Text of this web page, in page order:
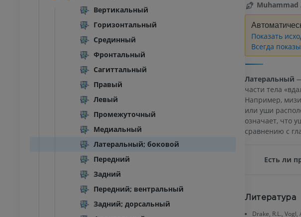
Вертикальный
Горизонтальный
Срединный
Фронтальный
Сагиттальный
Правый
Левый
Промежуточный
Медиальный
Латеральный; боковой
Передний
Задний
Передний; вентральный
Задний; дорсальный
Muhammad
Показать
Всегда
Латеральный
части тела
Например,
или уши
означает, что
сравнению с
Есть ли
Литература
Drake, R.L.,